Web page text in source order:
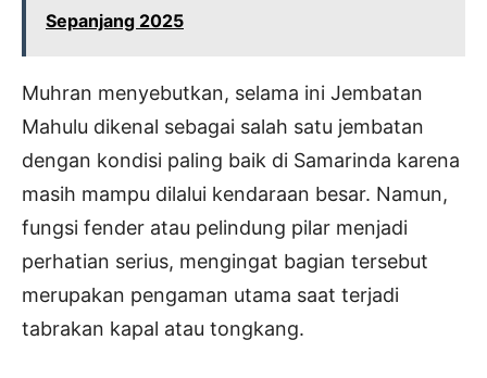
Sepanjang 2025
Muhran menyebutkan, selama ini Jembatan
Mahulu dikenal sebagai salah satu jembatan
dengan kondisi paling baik di Samarinda karena
masih mampu dilalui kendaraan besar. Namun,
fungsi fender atau pelindung pilar menjadi
perhatian serius, mengingat bagian tersebut
merupakan pengaman utama saat terjadi
tabrakan kapal atau tongkang.